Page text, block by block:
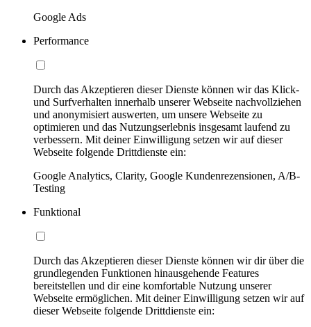
Google Ads
Performance
Durch das Akzeptieren dieser Dienste können wir das Klick-
und Surfverhalten innerhalb unserer Webseite nachvollziehen
und anonymisiert auswerten, um unsere Webseite zu
optimieren und das Nutzungserlebnis insgesamt laufend zu
verbessern. Mit deiner Einwilligung setzen wir auf dieser
Webseite folgende Drittdienste ein:
Google Analytics, Clarity, Google Kundenrezensionen, A/B-
Testing
Funktional
Durch das Akzeptieren dieser Dienste können wir dir über die
grundlegenden Funktionen hinausgehende Features
bereitstellen und dir eine komfortable Nutzung unserer
Webseite ermöglichen. Mit deiner Einwilligung setzen wir auf
dieser Webseite folgende Drittdienste ein: